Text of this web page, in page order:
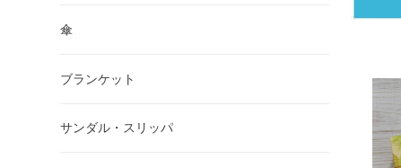
傘
ブランケット
サンダル・スリッパ